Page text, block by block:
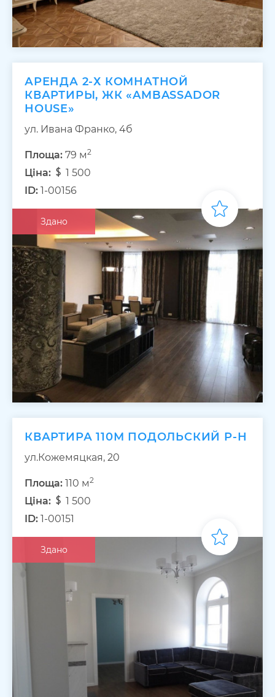
АРЕНДА 2-Х КОМНАТНОЙ
КВАРТИРЫ, ЖК «AMBASSADOR
HOUSE»
ул. Ивана Франко, 4б
Площа: 79 м2
Ціна:
1 500
ID: 1-00156
Здано
КВАРТИРА 110М ПОДОЛЬСКИЙ Р-Н
ул.Кожемяцкая, 20
Площа: 110 м2
Ціна:
1 500
ID: 1-00151
Здано